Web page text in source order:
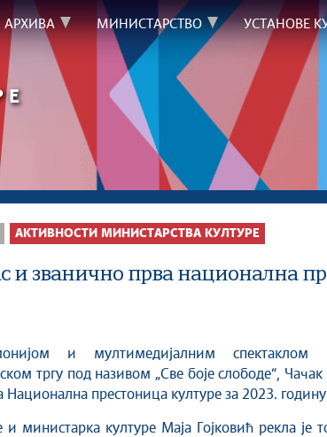
АРХИВА МИНИСТАРСТВО УСТАНОВЕ
АКТИВНОСТИ МИНИСТАРСТВА КУЛТУРЕ
и званично прва национална
тргу под називом „Све боје слободе“, Чачак
Национална престоница културе за 2023.
и министарка културе Маја Гојковић рекла је